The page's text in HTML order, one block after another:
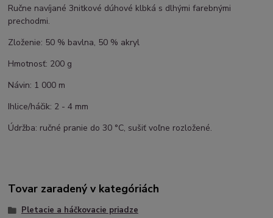
Ručne navíjané 3nitkové dúhové klbká s dlhými farebnými
prechodmi.
Zloženie: 50 % bavlna, 50 % akryl
Hmotnosť: 200 g
Návin: 1 000 m
Ihlice/háčik: 2 - 4 mm
Údržba: ručné pranie do 30 °C, sušiť voľne rozložené.
Tovar zaradený v kategóriách
Pletacie a háčkovacie priadze